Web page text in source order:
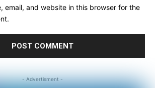
email, and website in this browser for the
- Advertisment -